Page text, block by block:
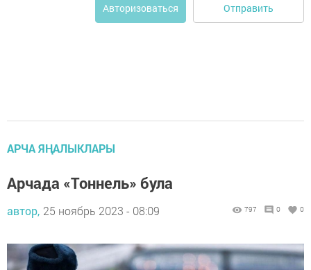
Авторизоваться Отправить
АРЧА ЯҢАЛЫКЛАРЫ
Арчада «Тоннель» була
автор, 25 ноябрь 2023 - 08:09 797 0 0